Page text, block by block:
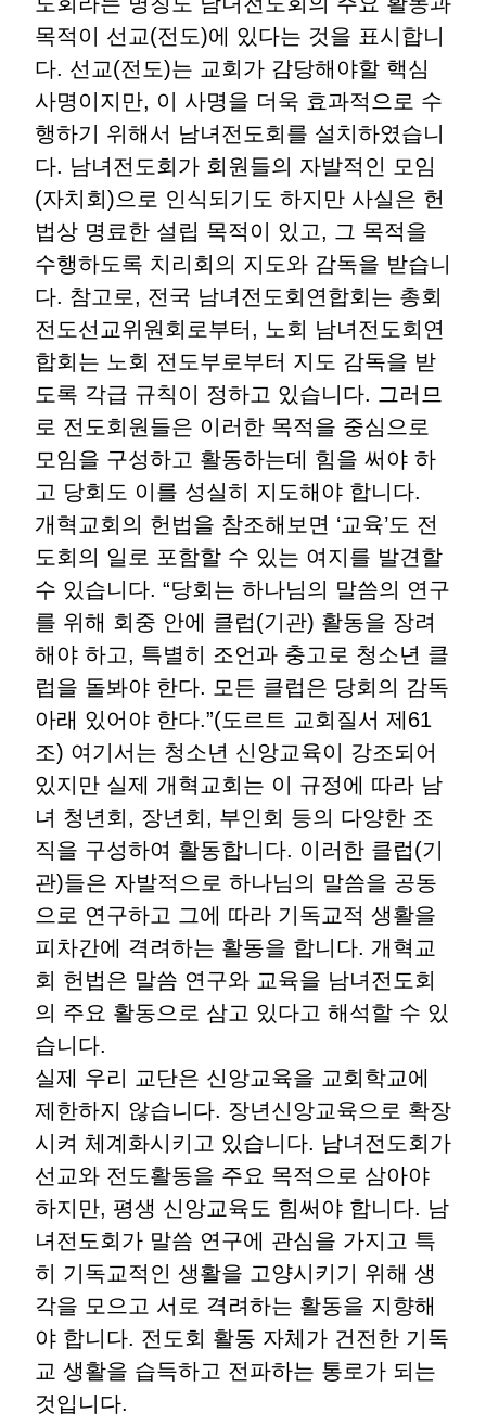
목적이 선교(전도)에 있다는 것을 표시합니
다. 선교(전도)는 교회가 감당해야할 핵심
사명이지만, 이 사명을 더욱 효과적으로 수
행하기 위해서 남녀전도회를 설치하였습니
다. 남녀전도회가 회원들의 자발적인 모임
(자치회 )으로 인식되기도 하지만 사실은 헌
법상 명료한 설립 목적이 있고, 그 목적을
수행하도록 치리회의 지도와 감독을 받습니
다. 참고로, 전국 남녀전도회연합회는 총회
전도선교위원회로부터 , 노회 남녀전도회연
합회는 노회 전도부로부터 지도 감독을 받
도록 각급 규칙이 정하고 있습니다. 그러므
로 전도회원들은 이러한 목적을 중심으로
모임을 구성하고 활동하는데 힘을 써야 하
고 당회도 이를 성실히 지도해야 합니다.
개혁교회의 헌법을 참조해보면 ‘교육’도 전
도회의 일로 포함할 수 있는 여지를 발견할
수 있습니다. “당회는 하나님의 말씀의 연구
를 위해 회중 안에 클럽(기관) 활동을 장려
해야 하고, 특별히 조언과 충고로 청소년 클
럽을 돌봐야 한다. 모든 클럽은 당회의 감독
아래 있어야 한다.”(도르트 교회질서 제 61
조) 여기서는 청소년 신앙교육이 강조되어
있지만 실제 개혁교회는 이 규정에 따라 남
녀 청년회 , 장년회 , 부인회 등의 다양한 조
직을 구성하여 활동합니다. 이러한 클럽(기
관)들은 자발적으로 하나님의 말씀을 공동
으로 연구하고 그에 따라 기독교적 생활을
피차간에 격려하는 활동을 합니다. 개혁교
회 헌법은 말씀 연구와 교육을 남녀전도회
의 주요 활동으로 삼고 있다고 해석할 수 있
습니다.
실제 우리 교단은 신앙교육을 교회학교에
제한하지 않습니다. 장년신앙교육으로 확장
시켜 체계화시키고 있습니다. 남녀전도회가
선교와 전도활동을 주요 목적으로 삼아야
하지만, 평생 신앙교육도 힘써야 합니다. 남
녀전도회가 말씀 연구에 관심을 가지고 특
히 기독교적인 생활을 고양시키기 위해 생
각을 모으고 서로 격려하는 활동을 지향해
야 합니다. 전도회 활동 자체가 건전한 기독
교 생활을 습득하고 전파하는 통로가 되는
것입니다.